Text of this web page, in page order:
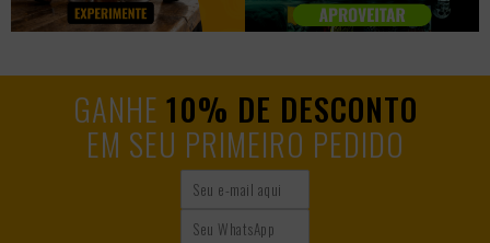
GANHE 10% DE DESCONTO
EM SEU PRIMEIRO PEDIDO